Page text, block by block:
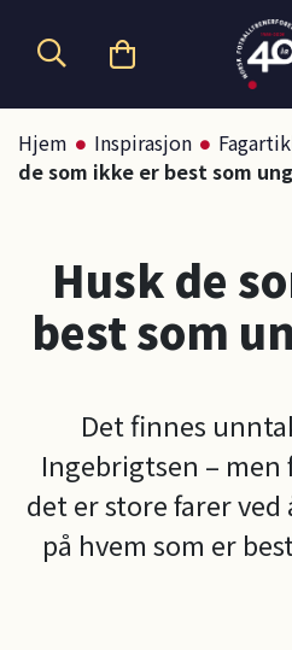
Hjem Inspirasjon
de som ikke er best som
Husk de
best som
Det finnes
Ingebrigtsen –
det er store farer
på hvem som er